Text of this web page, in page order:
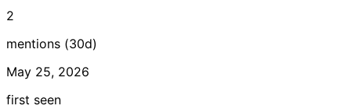
2
mentions (30d)
May 25, 2026
first seen